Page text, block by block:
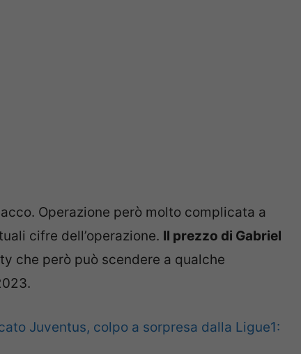
Operazione però molto complicata a
cifre dell’operazione. Il prezzo di Gabriel
che però può scendere a qualche
Juventus, colpo a sorpresa dalla Ligue1: